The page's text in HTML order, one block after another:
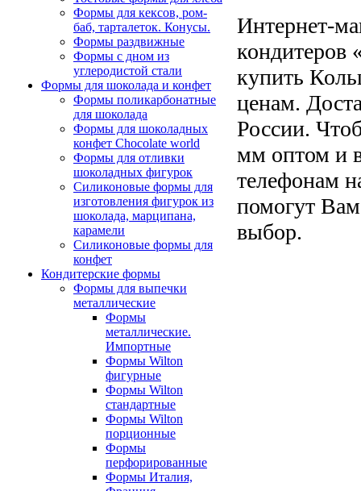
Формы для кексов, ром-
баб, тарталеток. Конусы.
Формы раздвижные
Формы с дном из
углеродистой стали
Формы для шоколада и конфет
Формы поликарбонатные
для шоколада
Формы для шоколадных
конфет Сhocolate world
Формы для отливки
шоколадных фигурок
Силиконовые формы для
изготовления фигурок из
шоколада, марципана,
карамели
Силиконовые формы для
конфет
Кондитерские формы
Формы для выпечки
металлические
Формы
металлические.
Импортные
Формы Wilton
фигурные
Формы Wilton
стандартные
Формы Wilton
порционные
Формы
перфорированные
Формы Италия,
Интернет-
кондитеров
купить
ценам.
России.
мм оптом и
телефонам
помогут
выбор.